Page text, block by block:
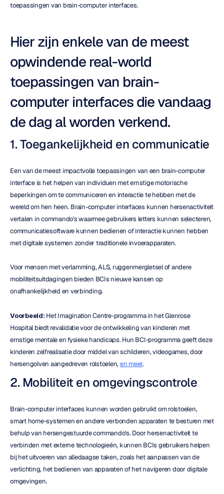
toepassingen van brain-computer interfaces.
Hier zijn enkele van de meest
opwindende real-world
toepassingen van brain-
computer interfaces die vandaag
de dag al worden verkend.
1. Toegankelijkheid en communicatie
Een van de meest impactvolle toepassingen van een brain-computer
interface is het helpen van individuen met ernstige motorische
beperkingen om te communiceren en interactie te hebben met de
wereld om hen heen. Brain-computer interfaces kunnen hersenactiviteit
vertalen in commando's waarmee gebruikers letters kunnen selecteren,
communicatiesoftware kunnen bedienen of interactie kunnen hebben
met digitale systemen zonder traditionele invoerapparaten.
Voor mensen met verlamming, ALS, ruggenmergletsel of andere
mobiliteitsuitdagingen bieden BCIs nieuwe kansen op
onafhankelijkheid en verbinding.
Voorbeeld: Het Imagination Centre-programma in het Glenrose
Hospital biedt revalidatie voor de ontwikkeling van kinderen met
ernstige mentale en fysieke handicaps. Hun BCI-programma geeft deze
kinderen zelfrealisatie door middel van schilderen, videogames, door
hersengolven aangedreven rolstoelen, en meer.
2. Mobiliteit en omgevingscontrole
Brain-computer interfaces kunnen worden gebruikt om rolstoelen,
smart home-systemen en andere verbonden apparaten te besturen met
behulp van hersengestuurde commando's. Door hersenactiviteit te
verbinden met externe technologieën, kunnen BCIs gebruikers helpen
bij het uitvoeren van alledaagse taken, zoals het aanpassen van de
verlichting, het bedienen van apparaten of het navigeren door digitale
omgevingen.